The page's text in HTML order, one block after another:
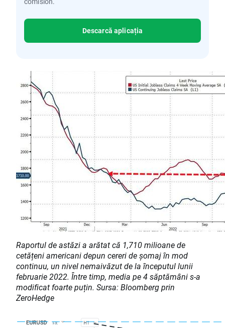
Descarcă aplicația
Raportul de astăzi a arătat că 1,710 milioane de
cetățeni americani depun cereri de șomaj în mod
continuu, un nivel nemaivăzut de la începutul lunii
februarie 2022. Între timp, media pe 4 săptămâni s-a
modificat foarte puțin. Sursa: Bloomberg prin
ZeroHedge